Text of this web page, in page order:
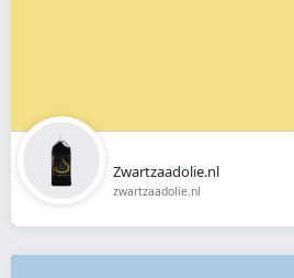
Zwartzaadolie.nl
zwartzaadolie.nl